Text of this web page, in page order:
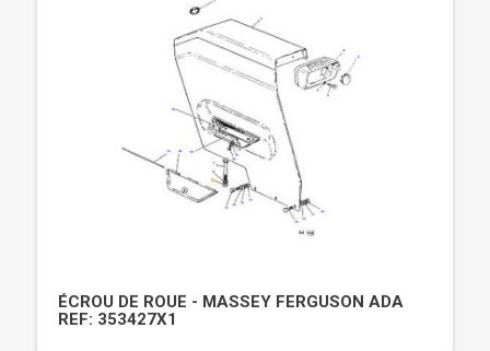
ÉCROU DE ROUE - MASSEY FERGUSON ADA
REF: 353427X1